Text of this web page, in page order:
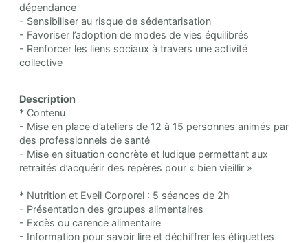
dépendance
- Sensibiliser au risque de sédentarisation
- Favoriser l’adoption de modes de vies équilibrés
- Renforcer les liens sociaux à travers une activité
collective
Description
* Contenu
- Mise en place d’ateliers de 12 à 15 personnes animés par
des professionnels de santé
- Mise en situation concrète et ludique permettant aux
retraités d’acquérir des repères pour « bien vieillir »
* Nutrition et Eveil Corporel : 5 séances de 2h
- Présentation des groupes alimentaires
- Excès ou carence alimentaire
- Information pour savoir lire et déchiffrer les étiquettes